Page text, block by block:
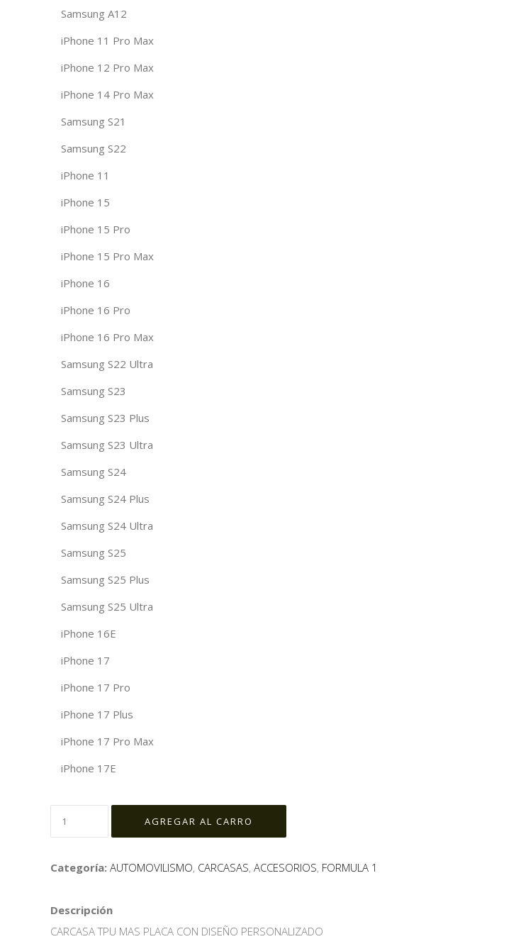
Samsung A12
iPhone 11 Pro Max
iPhone 12 Pro Max
iPhone 14 Pro Max
Samsung S21
Samsung S22
iPhone 11
iPhone 15
iPhone 15 Pro
iPhone 15 Pro Max
iPhone 16
iPhone 16 Pro
iPhone 16 Pro Max
Samsung S22 Ultra
Samsung S23
Samsung S23 Plus
Samsung S23 Ultra
Samsung S24
Samsung S24 Plus
Samsung S24 Ultra
Samsung S25
Samsung S25 Plus
Samsung S25 Ultra
iPhone 16E
iPhone 17
iPhone 17 Pro
iPhone 17 Plus
iPhone 17 Pro Max
iPhone 17E
Categoría: AUTOMOVILISMO, CARCASAS, ACCESORIOS, FORMULA 1
Descripción
CARCASA TPU MAS PLACA CON DISEÑO PERSONALIZADO